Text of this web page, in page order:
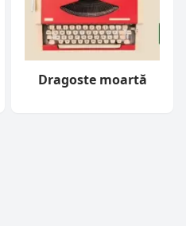
Dragoste moartă